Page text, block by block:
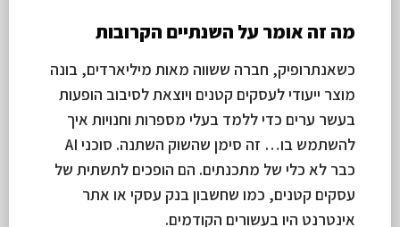
מה זה אומר על השנתיים הקרובות
כשאנתרופיק, חברה ששווה מאות מיליארדים, בונה
מוצר ייעודי לעסקים קטנים ויוצאת לסיבוב הופעות
בעשר ערים כדי ללמד בעלי מספרות וחנויות איך
להשתמש בו… זה סימן שהשוק השתנה. סוכני AI
כבר לא כלי של מתכנתים. הם הופכים לתשתית של
עסקים קטנים, כמו שחשבון בנק עסקי או אתר
אינטרנט היו בעשורים הקודמים.